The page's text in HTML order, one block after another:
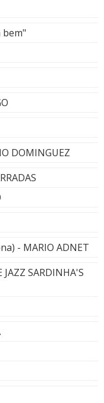
bem"
DOMINGUEZ
- MARIO ADNET
SARDINHA'S